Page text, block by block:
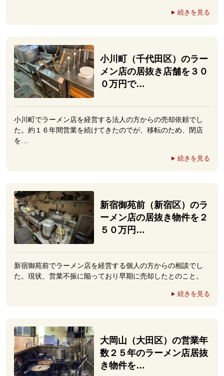
続きを見る
小川町（千代田区）のラー
メン店の居抜き店舗を３０
０万円で…
小川町でラーメン店を経営する法人の方からの売却依頼でし
た。約１６年間営業を続けてきたのでが、移転のため、閉店
を…
続きを見る
新宿御苑前（新宿区）のラ
ーメン店の居抜き物件を２
５０万円…
新宿御苑前でラーメン店を経営する個人の方からの相談でし
た。現状、営業不振に陥っており早期に売却したとのこと。
続きを見る
大岡山（大田区）の営業年
数２５年のラーメン店居抜
き物件を…